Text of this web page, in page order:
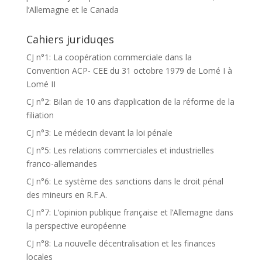
l’Allemagne et le Canada
Cahiers juriduqes
CJ n°1: La coopération commerciale dans la
Convention ACP- CEE du 31 octobre 1979 de Lomé I à
Lomé II
CJ n°2: Bilan de 10 ans d’application de la réforme de la
filiation
CJ n°3: Le médecin devant la loi pénale
CJ n°5: Les relations commerciales et industrielles
franco-allemandes
CJ n°6: Le système des sanctions dans le droit pénal
des mineurs en R.F.A.
CJ n°7: L’opinion publique française et l’Allemagne dans
la perspective européenne
CJ n°8: La nouvelle décentralisation et les finances
locales